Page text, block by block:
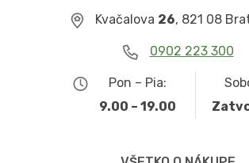
Kvačalova 26, 821 08
0902 223 300
Pon – Pia:
9.00 – 19.00